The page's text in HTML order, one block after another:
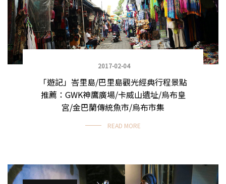
2017-02-04
「遊記」峇里島/巴里島觀光經典行程景點
推薦：GWK神鷹廣場/卡威山遺址/烏布皇
宮/金巴蘭傳統魚市/烏布市集
READ MORE